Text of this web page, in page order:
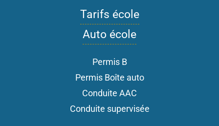
Tarifs école
Auto école
Permis B
Permis Boîte auto
Conduite AAC
Conduite supervisée